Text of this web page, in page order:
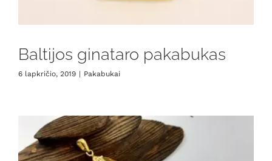
Baltijos ginataro pakabukas
6 lapkričio, 2019 | Pakabukai